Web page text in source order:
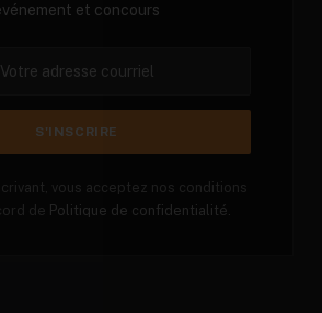
et concours
vous acceptez nos conditions
de Politique de confidentialité.